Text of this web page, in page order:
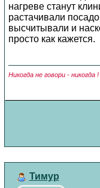
нагреве станут
растачивали
высчитывали и
просто как кажется.
Никогда не говори - никогда !
Тимур